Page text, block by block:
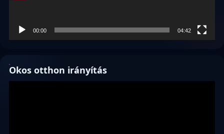
00:00 04:42
Okos otthon irányítás